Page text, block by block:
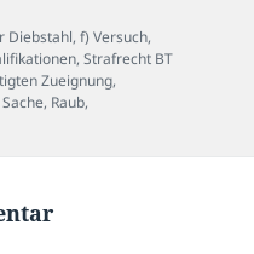
Diebstahl,f) Versuch,
,Strafrecht BT
Zueignung,
, Raub,